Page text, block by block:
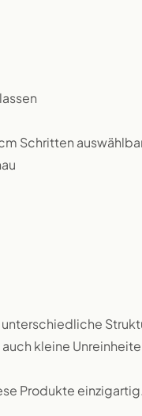
Schritten
kleine
Produkte einzigartig.